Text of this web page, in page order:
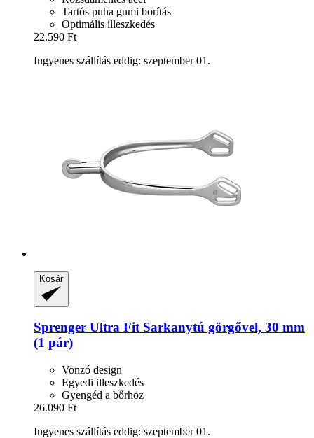
Tartós puha gumi borítás
Optimális illeszkedés
22.590 Ft
Ingyenes szállítás eddig: szeptember 01.
Kosár
Sprenger Ultra Fit Sarkanytú görgővel, 30 mm
(1 pár)
Vonzó design
Egyedi illeszkedés
Gyengéd a bőrhöz
26.090 Ft
Ingyenes szállítás eddig: szeptember 01.